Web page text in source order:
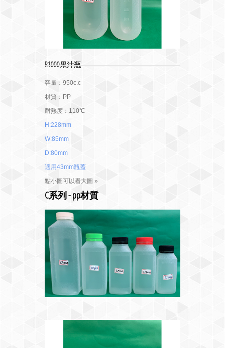
R1000果汁瓶
容量：950c.c
材質：PP
耐熱度：110℃
H:228mm
W:85mm
D:80mm
適用43mm瓶蓋
點小圖可以看大圖 »
C系列 - pp材質